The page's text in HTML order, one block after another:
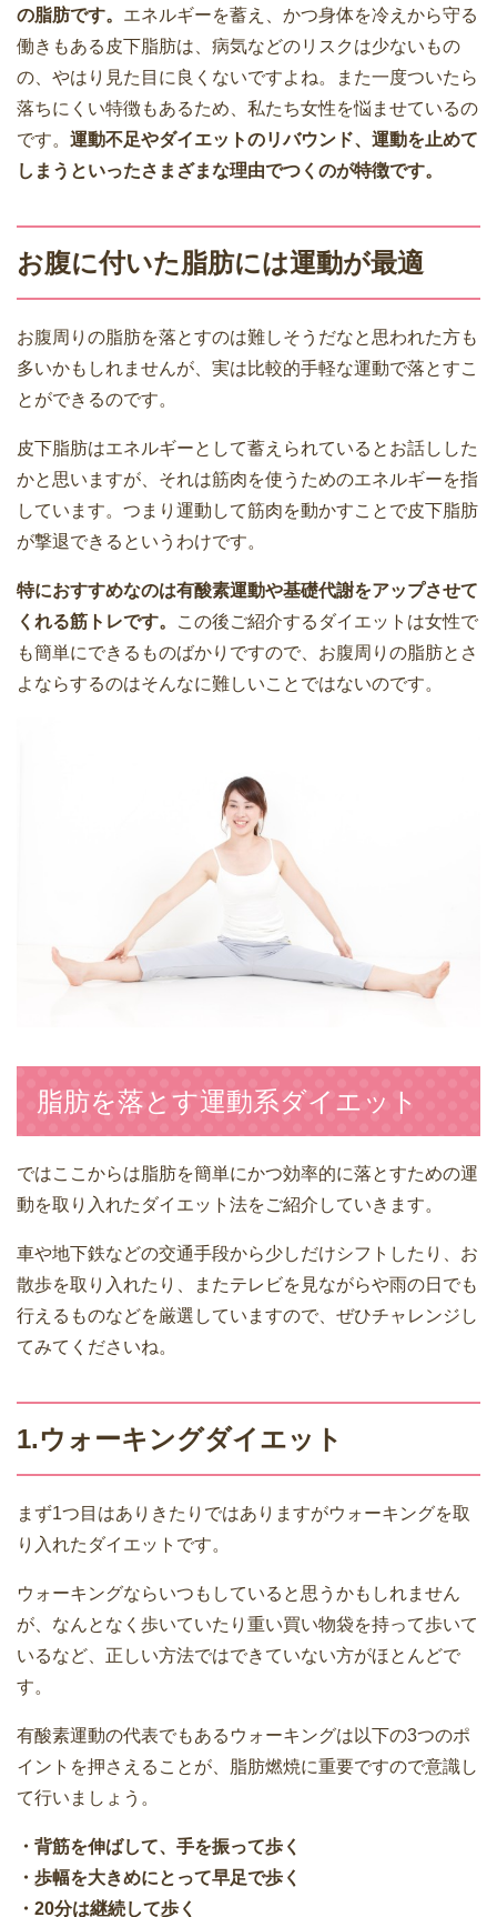
の脂肪です。 エネルギーを蓄え、かつ身体を冷えから守る
働きもある皮下脂肪は、病気などのリスクは少ないもの
の、やはり見た目に良くないですよね。また一度ついたら
落ちにくい特徴もあるため、私たち女性を悩ませているの
です。 運動不足やダイエットのリバウンド、運動を止めて
しまうといったさまざまな理由でつくのが特徴です。
お腹に付いた脂肪には運動が最適
お腹周りの脂肪を落とすのは難しそうだなと思われた方も
多いかもしれませんが、実は比較的手軽な運動で落とすこ
とができるのです。
皮下脂肪はエネルギーとして蓄えられているとお話しした
かと思いますが、それは筋肉を使うためのエネルギーを指
しています。つまり運動して筋肉を動かすことで皮下脂肪
が撃退できるというわけです。
特におすすめなのは有酸素運動や基礎代謝をアップさせて
くれる筋トレです。
この後ご紹介するダイエットは女性で
も簡単にできるものばかりですので、お腹周りの脂肪とさ
よならするのはそんなに難しいことではないのです。
脂肪を落とす運動系ダイエット
ではここからは脂肪を簡単にかつ効率的に落とすための運
動を取り入れたダイエット法をご紹介していきます。
車や地下鉄などの交通手段から少しだけシフトしたり、お
散歩を取り入れたり、またテレビを見ながらや雨の日でも
行えるものなどを厳選していますので、ぜひチャレンジし
てみてくださいね。
1.ウォーキングダイエット
まず1つ目はありきたりではありますがウォーキングを取
り入れたダイエットです。
ウォーキングならいつもしていると思うかもしれません
が、なんとなく歩いていたり重い買い物袋を持って歩いて
いるなど、正しい方法ではできていない方がほとんどで
す。
有酸素運動の代表でもあるウォーキングは以下の3つのポ
イントを押さえることが、脂肪燃焼に重要ですので意識し
て行いましょう。
・背筋を伸ばして、手を振って歩く
・歩幅を大きめにとって早足で歩く
・20分は継続して歩く